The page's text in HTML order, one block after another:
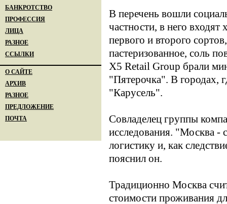
БАНКРОТСТВО
ПРОФЕССИЯ
ЛИЦА
РАЗНОЕ
ССЫЛКИ
О САЙТЕ
АРХИВ
РАЗНОЕ
ПРЕДЛОЖЕНИЕ
ПОЧТА
В перечень вошли
частности, в него
первого и второго
пастеризованное, соль
X5 Retail Group брали
"Пятерочка". В городах,
"Карусель".
Совладелец группы
исследования. "Москва -
логистику и, как
пояснил он.
Традиционно Москва
стоимости проживания